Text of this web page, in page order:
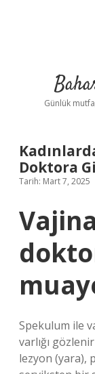
Günlük
Doktora
Tarih: Mart 7, 2025
Spekulum ile
varlığı
lezyon (yara),